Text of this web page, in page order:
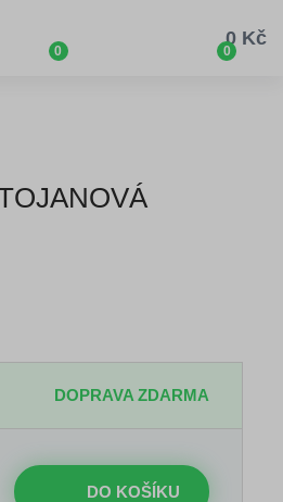
0 0
0 Kč
DOPRAVA ZDARMA
DO KOŠÍKU